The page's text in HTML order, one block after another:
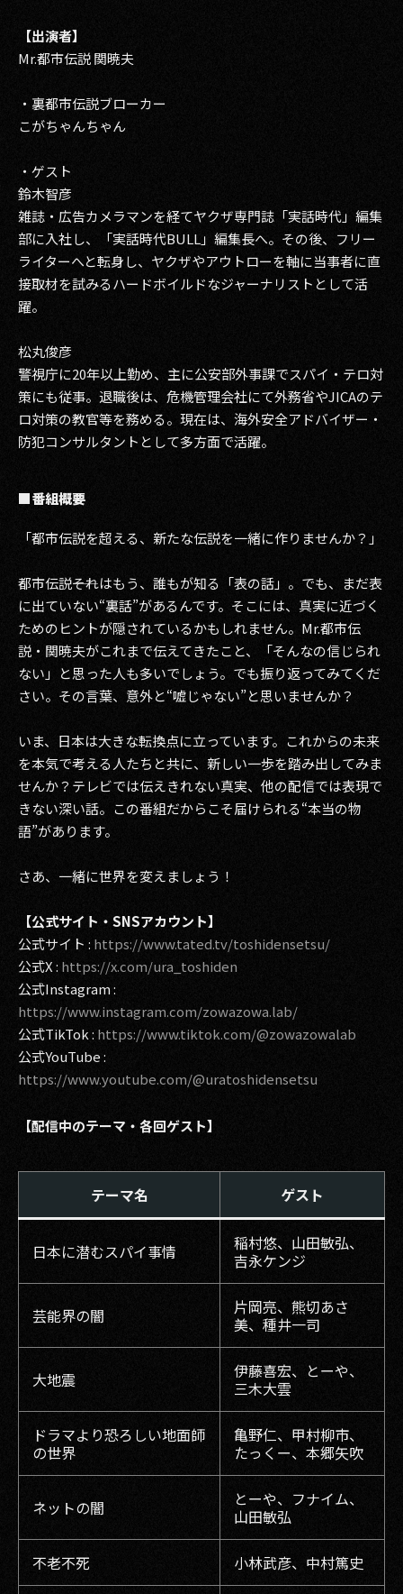
【出演者】
Mr.都市伝説 関暁夫
・裏都市伝説ブローカー
こがちゃんちゃん
・ゲスト
鈴木智彦
雑誌・広告カメラマンを経てヤクザ専門誌「実話時代」編集
部に入社し、「実話時代BULL」編集長へ。その後、フリー
ライターへと転身し、ヤクザやアウトローを軸に当事者に直
接取材を試みるハードボイルドなジャーナリストとして活
躍。
松丸俊彦
警視庁に20年以上勤め、主に公安部外事課でスパイ・テロ対
策にも従事。退職後は、危機管理会社にて外務省やJICAのテ
ロ対策の教官等を務める。現在は、海外安全アドバイザー・
防犯コンサルタントとして多方面で活躍。
■番組概要
「都市伝説を超える、新たな伝説を一緒に作りませんか？」
都市伝説――それはもう、誰もが知る「表の話」。でも、まだ表
に出ていない“裏話”があるんです。そこには、真実に近づく
ためのヒントが隠されているかもしれません。Mr.都市伝
説・関暁夫がこれまで伝えてきたこと、「そんなの信じられ
ない」と思った人も多いでしょう。でも振り返ってみてくだ
さい。その言葉、意外と“嘘じゃない”と思いませんか？
いま、日本は大きな転換点に立っています。これからの未来
を本気で考える人たちと共に、新しい一歩を踏み出してみま
せんか？テレビでは伝えきれない真実、他の配信では表現で
きない深い話。この番組だからこそ届けられる“本当の物
語”があります。
さあ、一緒に世界を変えましょう！
【公式サイト・SNSアカウント】
公式サイト : https://www.tated.tv/toshidensetsu/
公式X : https://x.com/ura_toshiden
公式Instagram :
https://www.instagram.com/zowazowa.lab/
公式TikTok : https://www.tiktok.com/@zowazowalab
公式YouTube :
https://www.youtube.com/@uratoshidensetsu
【配信中のテーマ・各回ゲスト】
テーマ名 ゲスト
日本に潜むスパイ事情
稲村悠、山田敏弘、
吉永ケンジ
芸能界の闇
片岡亮、熊切あさ
美、種井一司
大地震
伊藤喜宏、とーや、
三木大雲
ドラマより恐ろしい地面師
の世界
亀野仁、甲村柳市、
たっくー、本郷矢吹
ネットの闇
とーや、フナイム、
山田敏弘
不老不死 小林武彦、中村篤史